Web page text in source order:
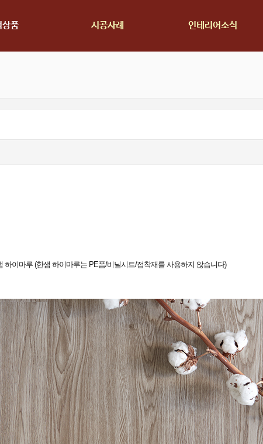
상품 시공사례 인테리어소식
이마루 (한샘 하이마루는 PE폼/비닐시트/접착재를 사용하지 않습니다)